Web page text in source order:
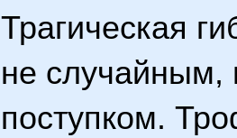
Трагическая
не
поступком.